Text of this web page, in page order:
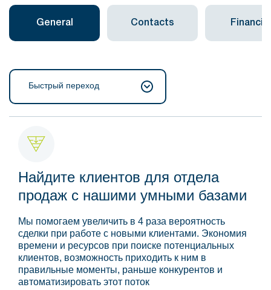
General Contacts Financial
Быстрый переход
Найдите клиентов для отдела
продаж с нашими умными базами
Мы помогаем увеличить в 4 раза вероятность
сделки при работе с новыми клиентами. Экономия
времени и ресурсов при поиске потенциальных
клиентов, возможность приходить к ним в
правильные моменты, раньше конкурентов и
автоматизировать этот поток